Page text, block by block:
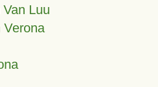
Luu
Verona